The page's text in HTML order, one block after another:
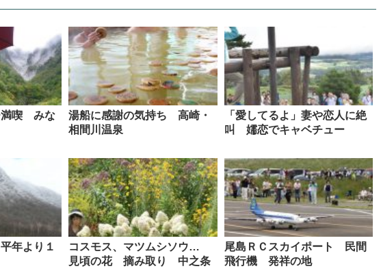
満喫 みな
湯船に感謝の気持ち 高崎・
相間川温泉
「愛してるよ」妻や恋人に絶
叫 嬬恋でキャベチュー
年より１
コスモス、マツムシソウ…
見頃の花 摘み取り 中之条
尾島ＲＣスカイポート 民間
飛行機 発祥の地